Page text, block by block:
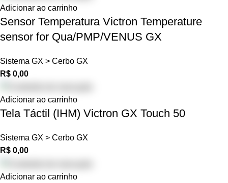
Adicionar ao carrinho
Sensor Temperatura Victron Temperature
sensor for Qua/PMP/VENUS GX
Sistema GX > Cerbo GX
R$ 0,00
Adicionar ao carrinho
Tela Táctil (IHM) Victron GX Touch 50
Sistema GX > Cerbo GX
R$ 0,00
Adicionar ao carrinho